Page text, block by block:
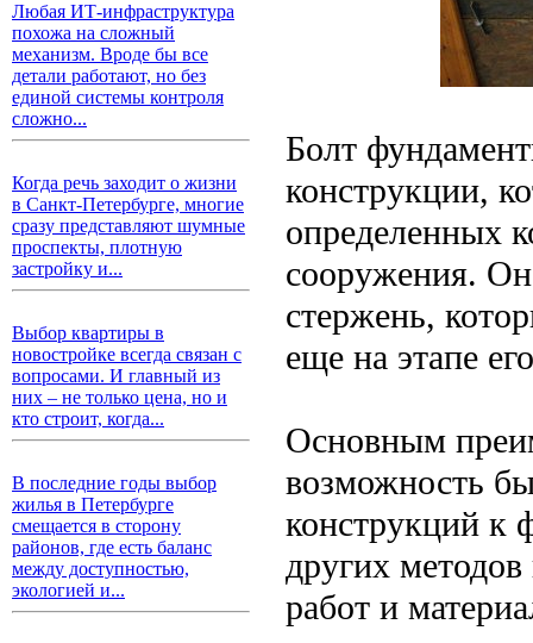
Любая ИТ-инфраструктура
похожа на сложный
механизм. Вроде бы все
детали работают, но без
единой системы контроля
сложно...
Когда речь заходит о жизни
в Санкт-Петербурге, многие
сразу представляют шумные
проспекты, плотную
застройку и...
Выбор квартиры в
новостройке всегда связан с
вопросами. И главный из
них – не только цена, но и
кто строит, когда...
В последние годы выбор
жилья в Петербурге
смещается в сторону
районов, где есть баланс
между доступностью,
экологией и...
Болт
конструкции,
определенных
сооружения. Он
стержень,
еще на этапе
Основным
возможность
конструкций к
других
работ и